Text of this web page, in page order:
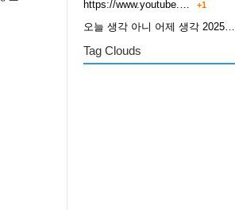
https://www.youtube.… +1
오늘 생각 아니 어제 생각 2025…
Tag Clouds